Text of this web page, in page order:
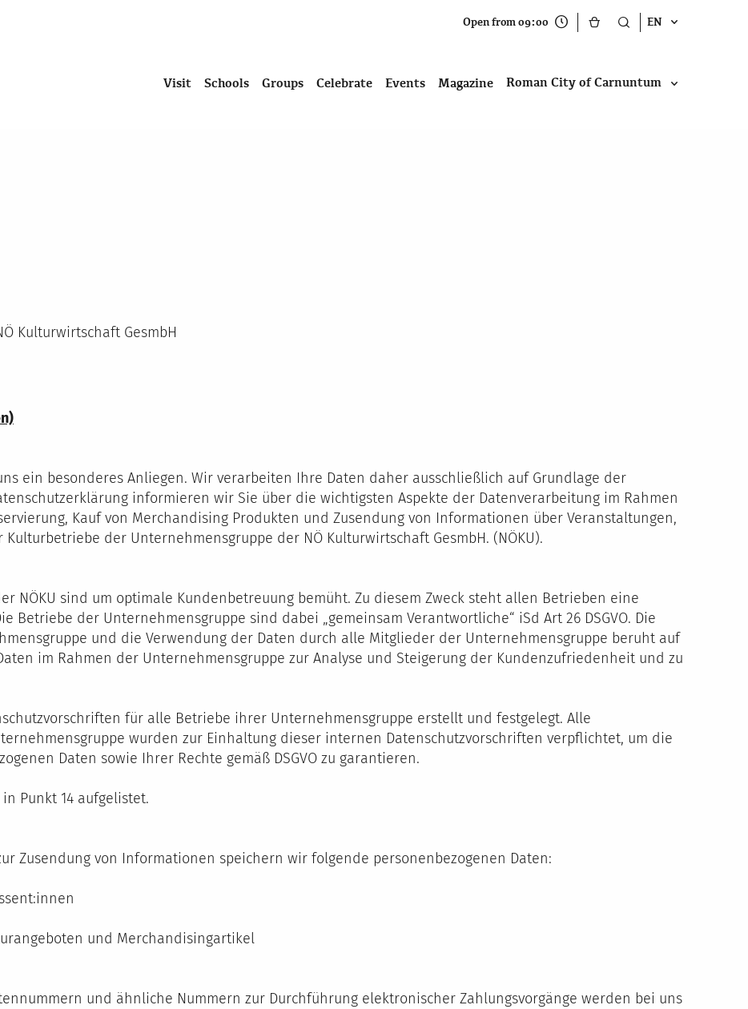
Open from 09:00 EN
Visit Schools Groups Celebrate Events Magazine Roman City of Carnuntum
Kulturwirtschaft GesmbH
ein besonderes Anliegen. Wir verarbeiten Ihre Daten daher ausschließlich auf Grundlage der
informieren wir Sie über die wichtigsten Aspekte der Datenverarbeitung im Rahmen
Kauf von Merchandising Produkten und Zusendung von Informationen über Veranstaltungen,
der Unternehmensgruppe der NÖ Kulturwirtschaft GesmbH. (NÖKU).
NÖKU sind um optimale Kundenbetreuung bemüht. Zu diesem Zweck steht allen Betrieben eine
Betriebe der Unternehmensgruppe sind dabei „gemeinsam Verantwortliche“ iSd Art 26 DSGVO. Die
und die Verwendung der Daten durch alle Mitglieder der Unternehmensgruppe beruht auf
im Rahmen der Unternehmensgruppe zur Analyse und Steigerung der Kundenzufriedenheit und zu
für alle Betriebe ihrer Unternehmensgruppe erstellt und festgelegt. Alle
wurden zur Einhaltung dieser internen Datenschutzvorschriften verpflichtet, um die
Daten sowie Ihrer Rechte gemäß DSGVO zu garantieren.
Punkt 14 aufgelistet.
Zusendung von Informationen speichern wir folgende personenbezogenen Daten:
und Merchandisingartikel
und ähnliche Nummern zur Durchführung elektronischer Zahlungsvorgänge werden bei uns